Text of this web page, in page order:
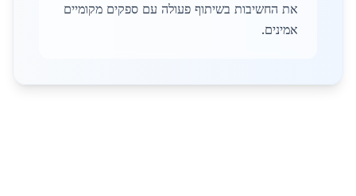
את החשיבות בשיתוף פעולה עם ספקים מקומיים
אמינים.